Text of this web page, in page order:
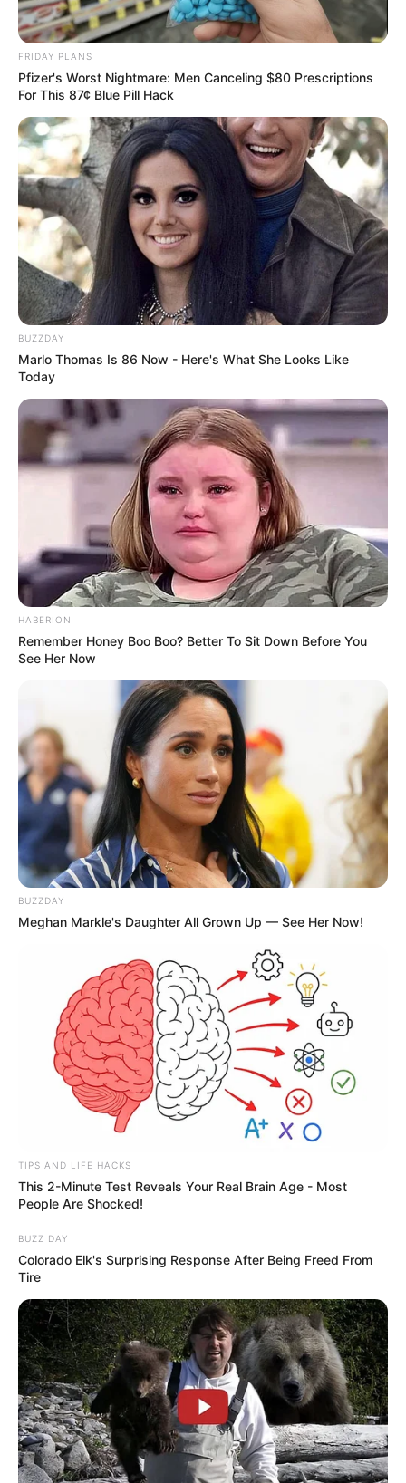
TAGS
ΤΑΥΤΟΤΗΤΑ ΚΑΙ ΕΠΙΚΟΙΝΩΝΙΑ ΟΡΟΙ ΧΡΗΣΗΣ
FRIDAY PLANS
Pfizer's Worst Nightmare: Men Canceling $80 Prescriptions
For This 87¢ Blue Pill Hack
BUZZDAY
Marlo Thomas Is 86 Now - Here's What She Looks Like
Today
HABERION
Remember Honey Boo Boo? Better To Sit Down Before You
See Her Now
BUZZDAY
Meghan Markle's Daughter All Grown Up — See Her Now!
TIPS AND LIFE HACKS
This 2-Minute Test Reveals Your Real Brain Age - Most
People Are Shocked!
BUZZ DAY
Colorado Elk's Surprising Response After Being Freed From
Tire